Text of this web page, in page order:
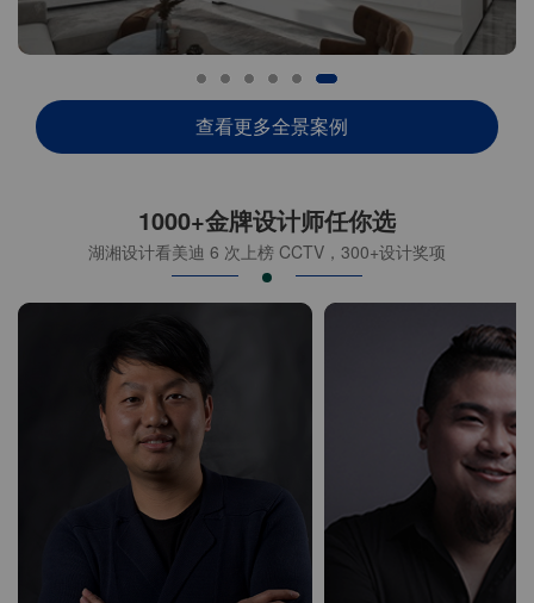
查看更多全景案例
1000+金牌设计师任你选
湖湘设计看美迪 6 次上榜 CCTV，300+设计奖项